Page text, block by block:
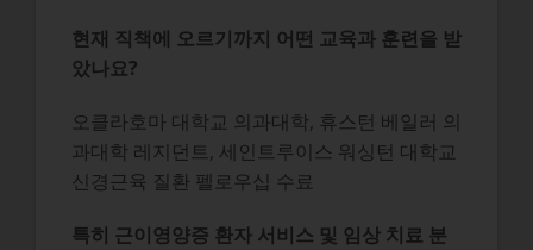
현재 직책에 오르기까지 어떤 교육과 훈련을 받
았나요?
오클라호마 대학교 의과대학, 휴스턴 베일러 의
과대학 레지던트, 세인트루이스 워싱턴 대학교
신경근육 질환 펠로우십 수료
특히 근이영양증 환자 서비스 및 임상 치료 분